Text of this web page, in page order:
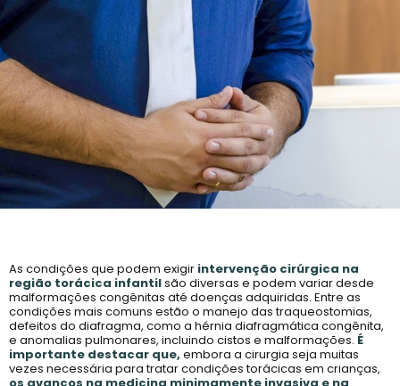
As condições que podem exigir intervenção cirúrgica na
região torácica infantilsão diversas e podem variar desde
malformações congênitas até doenças adquiridas. Entre as
condições mais comuns estão o manejo das traqueostomias,
defeitos do diafragma, como a hérnia diafragmática congênita,
e anomalias pulmonares, incluindo cistos e malformações. É
importante destacar que, embora a cirurgia seja muitas
vezes necessária para tratar condições torácicas em crianças,